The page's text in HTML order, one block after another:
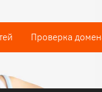
Проверка